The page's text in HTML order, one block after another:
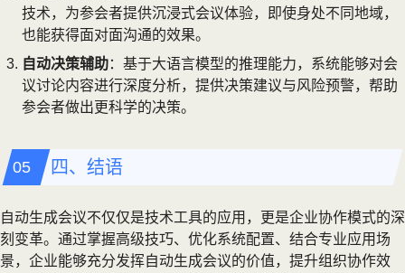
技术，为参会者提供沉浸式会议体验，即使身处不同地域，
也能获得面对面沟通的效果。
自动决策辅助：基于大语言模型的推理能力，系统能够对会
议讨论内容进行深度分析，提供决策建议与风险预警，帮助
参会者做出更科学的决策。
四、结语
自动生成会议不仅仅是技术工具的应用，更是企业协作模式的深
刻变革。通过掌握高级技巧、优化系统配置、结合专业应用场
景，企业能够充分发挥自动生成会议的价值，提升组织协作效